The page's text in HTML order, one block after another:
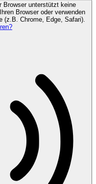
Browser unterstützt keine
Browser oder verwenden
(z.B. Chrome, Edge, Safari).